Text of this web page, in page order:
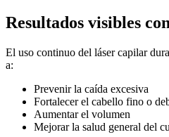
Resultados visibles
El uso continuo del láser capilar
a:
Prevenir la caída excesiva
Fortalecer el cabello fino o
Aumentar el volumen
Mejorar la salud general del